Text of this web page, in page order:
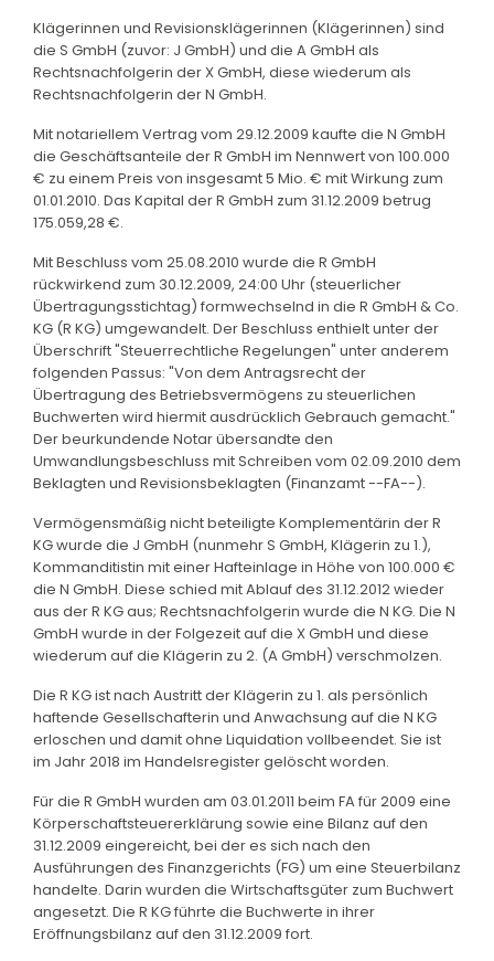
Klägerinnen und Revisionsklägerinnen (Klägerinnen) sind
die S GmbH (zuvor: J GmbH) und die A GmbH als
Rechtsnachfolgerin der X GmbH, diese wiederum als
Rechtsnachfolgerin der N GmbH.
Mit notariellem Vertrag vom 29.12.2009 kaufte die N GmbH
die Geschäftsanteile der R GmbH im Nennwert von 100.000
€ zu einem Preis von insgesamt 5 Mio. € mit Wirkung zum
01.01.2010. Das Kapital der R GmbH zum 31.12.2009 betrug
175.059,28 €.
Mit Beschluss vom 25.08.2010 wurde die R GmbH
rückwirkend zum 30.12.2009, 24:00 Uhr (steuerlicher
Übertragungsstichtag) formwechselnd in die R GmbH & Co.
KG (R KG) umgewandelt. Der Beschluss enthielt unter der
Überschrift "Steuerrechtliche Regelungen" unter anderem
folgenden Passus: "Von dem Antragsrecht der
Übertragung des Betriebsvermögens zu steuerlichen
Buchwerten wird hiermit ausdrücklich Gebrauch gemacht."
Der beurkundende Notar übersandte den
Umwandlungsbeschluss mit Schreiben vom 02.09.2010 dem
Beklagten und Revisionsbeklagten (Finanzamt --FA--).
Vermögensmäßig nicht beteiligte Komplementärin der R
KG wurde die J GmbH (nunmehr S GmbH, Klägerin zu 1.),
Kommanditistin mit einer Hafteinlage in Höhe von 100.000 €
die N GmbH. Diese schied mit Ablauf des 31.12.2012 wieder
aus der R KG aus; Rechtsnachfolgerin wurde die N KG. Die N
GmbH wurde in der Folgezeit auf die X GmbH und diese
wiederum auf die Klägerin zu 2. (A GmbH) verschmolzen.
Die R KG ist nach Austritt der Klägerin zu 1. als persönlich
haftende Gesellschafterin und Anwachsung auf die N KG
erloschen und damit ohne Liquidation vollbeendet. Sie ist
im Jahr 2018 im Handelsregister gelöscht worden.
Für die R GmbH wurden am 03.01.2011 beim FA für 2009 eine
Körperschaftsteuererklärung sowie eine Bilanz auf den
31.12.2009 eingereicht, bei der es sich nach den
Ausführungen des Finanzgerichts (FG) um eine Steuerbilanz
handelte. Darin wurden die Wirtschaftsgüter zum Buchwert
angesetzt. Die R KG führte die Buchwerte in ihrer
Eröffnungsbilanz auf den 31.12.2009 fort.